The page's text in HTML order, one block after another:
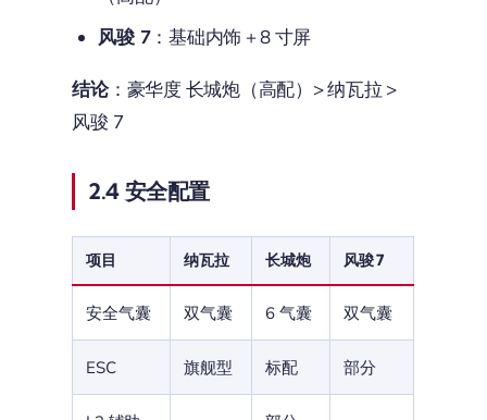
风骏 7：基础内饰 + 8 寸屏
结论：豪华度 长城炮（高配）> 纳瓦拉 >
风骏 7
2.4 安全配置
项目 纳瓦拉 长城炮 风骏 7
安全气囊 双气囊 6 气囊 双气囊
ESC 旗舰型 标配 部分